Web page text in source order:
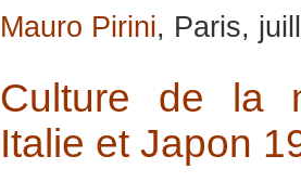
Mauro Pirini, Paris,
Culture de la
Italie et Japon